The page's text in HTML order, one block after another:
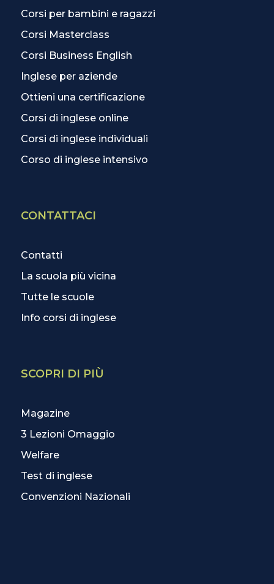
Corsi per bambini e ragazzi
Corsi Masterclass
Corsi Business English
Inglese per aziende
Ottieni una certificazione
Corsi di inglese online
Corsi di inglese individuali
Corso di inglese intensivo
CONTATTACI
Contatti
La scuola più vicina
Tutte le scuole
Info corsi di inglese
SCOPRI DI PIÙ
Magazine
3 Lezioni Omaggio
Welfare
Test di inglese
Convenzioni Nazionali